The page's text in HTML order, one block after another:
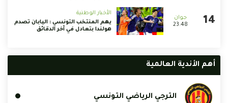
23:48
الأخبار الوطنية
يهم المنتخب التونسي : اليابان تصدم
هولندا بتعادل في آخر الدقائق
أهم الأندية العالمية
الترجي الرياضي التونسي